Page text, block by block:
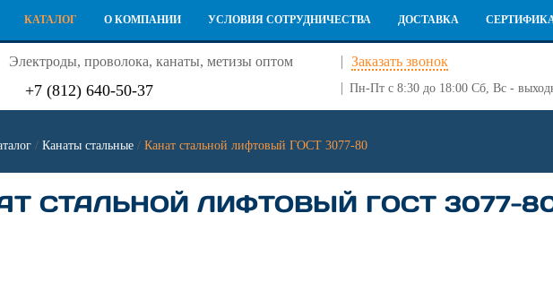
КАТАЛОГ О КОМПАНИИ УСЛОВИЯ СОТРУДНИЧЕСТВА ДОСТАВКА
Электроды, проволока, канаты, метизы оптом Заказать звонок
+7 (812) 640-50-37 Пн-Пт с 8:30 до 18:00 Сб, Вс -
/ Канаты стальные / Канат стальной лифтовый ГОСТ 3077-80
СТАЛЬНОЙ ЛИФТОВЫЙ ГОСТ 3077-